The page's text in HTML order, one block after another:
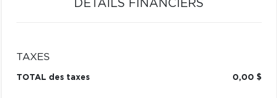
DÉTAILS FINANCIERS
TAXES
TOTAL des taxes 0,00 $